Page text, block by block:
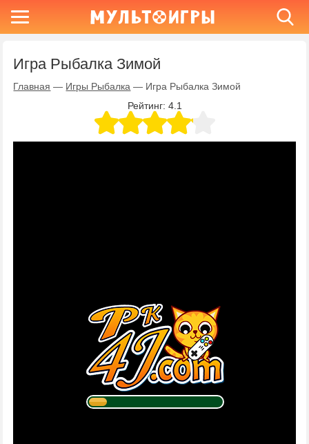
Игра Рыбалка Зимой
Главная — Игры Рыбалка — Игра Рыбалка Зимой
Рейтинг: 4.1